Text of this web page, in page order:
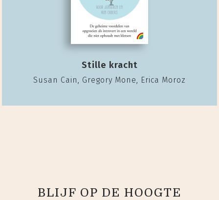
Stille kracht
Susan Cain, Gregory Mone, Erica Moroz
BLIJF OP DE HOOGTE